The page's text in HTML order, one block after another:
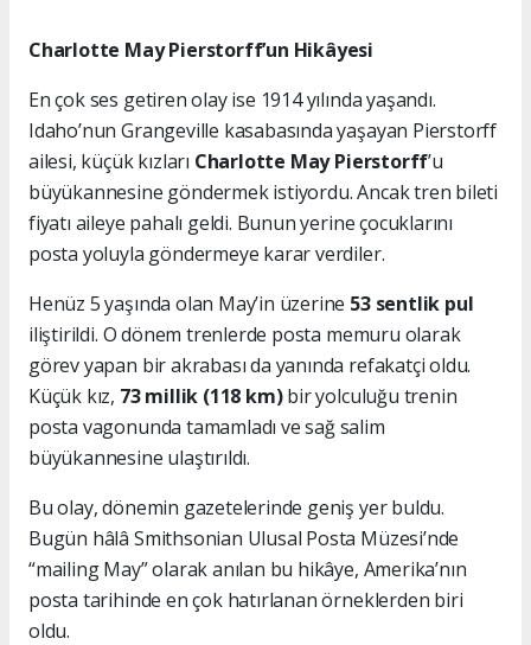
Charlotte May Pierstorff’un Hikâyesi
En çok ses getiren olay ise 1914 yılında yaşandı.
Idaho’nun Grangeville kasabasında yaşayan Pierstorff
ailesi, küçük kızları Charlotte May Pierstorff’u
büyükannesine göndermek istiyordu. Ancak tren bileti
fiyatı aileye pahalı geldi. Bunun yerine çocuklarını
posta yoluyla göndermeye karar verdiler.
Henüz 5 yaşında olan May’in üzerine 53 sentlik pul
iliştirildi. O dönem trenlerde posta memuru olarak
görev yapan bir akrabası da yanında refakatçi oldu.
Küçük kız, 73 millik (118 km)bir yolculuğu trenin
posta vagonunda tamamladı ve sağ salim
büyükannesine ulaştırıldı.
Bu olay, dönemin gazetelerinde geniş yer buldu.
Bugün hâlâ Smithsonian Ulusal Posta Müzesi’nde
“mailing May” olarak anılan bu hikâye, Amerika’nın
posta tarihinde en çok hatırlanan örneklerden biri
oldu.